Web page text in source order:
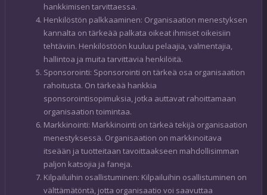
hankkimisen tarvittaessa.
Henkilöstön palkkaaminen: Organisaation menestyksen
kannalta on tärkeää palkata oikeat ihmiset oikeisiin
tehtäviin. Henkilöstöön kuuluu pelaajia, valmentajia,
hallintoa ja muita tarvittavia henkilöitä.
Sponsorointi: Sponsorointi on tärkeä osa organisaation
rahoitusta. On tärkeää hankkia
sponsorointisopimuksia, jotka auttavat rahoittamaan
organisaation toimintaa.
Markkinointi: Markkinointi on tärkeä tekijä organisaation
menestyksessä. Organisaation on markkinoitava
itseään ja tuotteitaan tavoittaakseen mahdollisimman
paljon katsojia ja faneja.
Kilpailuihin osallistuminen: Kilpailuihin osallistuminen on
välttämätöntä, jotta organisaatio voi saavuttaa